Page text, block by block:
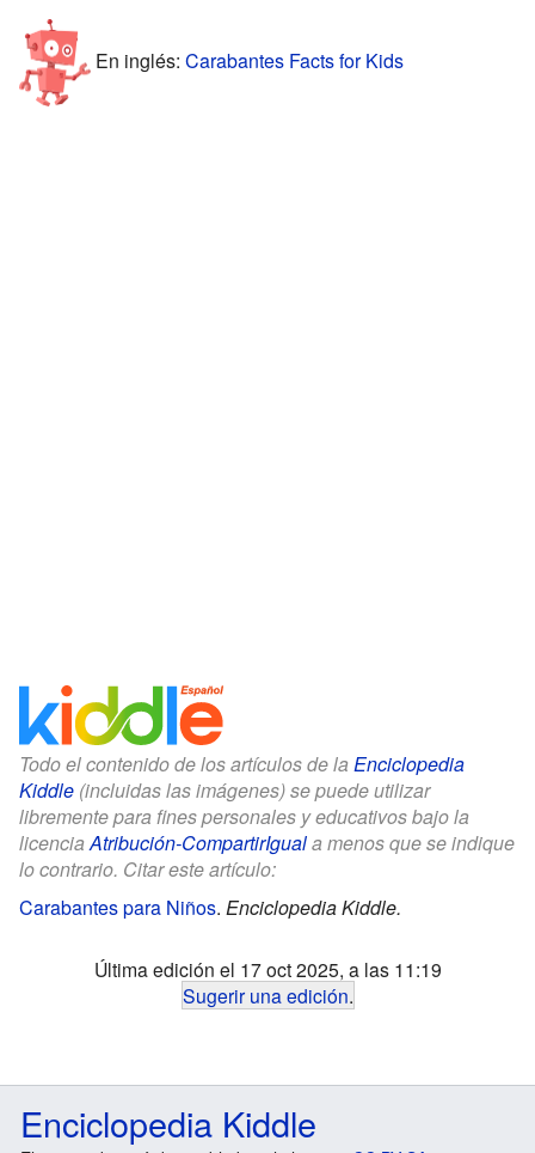
En inglés: Carabantes Facts for Kids
Todo el contenido de los artículos de la Enciclopedia
Kiddle (incluidas las imágenes) se puede utilizar
libremente para fines personales y educativos bajo la
licenciaAtribución-CompartirIguala menos que se indique
lo contrario. Citar este artículo:
Carabantes para Niños. Enciclopedia Kiddle.
Última edición el 17 oct 2025, a las 11:19
Sugerir una edición.
Enciclopedia Kiddle